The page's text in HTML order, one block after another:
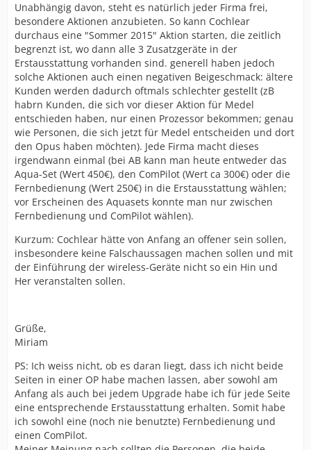
Unabhängig davon, steht es natürlich jeder Firma frei,
besondere Aktionen anzubieten. So kann Cochlear
durchaus eine "Sommer 2015" Aktion starten, die zeitlich
begrenzt ist, wo dann alle 3 Zusatzgeräte in der
Erstausstattung vorhanden sind. generell haben jedoch
solche Aktionen auch einen negativen Beigeschmack: ältere
Kunden werden dadurch oftmals schlechter gestellt (zB
habrn Kunden, die sich vor dieser Aktion für Medel
entschieden haben, nur einen Prozessor bekommen; genau
wie Personen, die sich jetzt für Medel entscheiden und dort
den Opus haben möchten). Jede Firma macht dieses
irgendwann einmal (bei AB kann man heute entweder das
Aqua-Set (Wert 450€), den ComPilot (Wert ca 300€) oder die
Fernbedienung (Wert 250€) in die Erstausstattung wählen;
vor Erscheinen des Aquasets konnte man nur zwischen
Fernbedienung und ComPilot wählen).
Kurzum: Cochlear hätte von Anfang an offener sein sollen,
insbesondere keine Falschaussagen machen sollen und mit
der Einführung der wireless-Geräte nicht so ein Hin und
Her veranstalten sollen.
Grüße,
Miriam
PS: Ich weiss nicht, ob es daran liegt, dass ich nicht beide
Seiten in einer OP habe machen lassen, aber sowohl am
Anfang als auch bei jedem Upgrade habe ich für jede Seite
eine entsprechende Erstausstattung erhalten. Somit habe
ich sowohl eine (noch nie benutzte) Fernbedienung und
einen ComPilot.